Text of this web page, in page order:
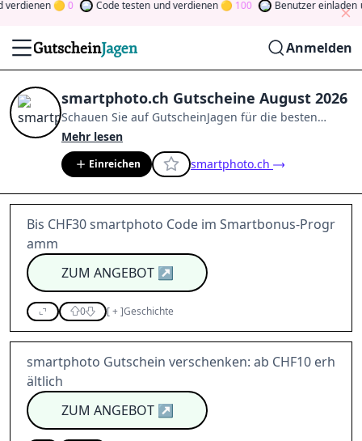
0 Code testen und verdienen 100 Benutzer einladen
Anmelden
smartphoto.ch Gutscheine August 2026
Schauen Sie auf GutscheinJagen für die besten
smartphoto.ch
Mitglied der Community
indem Sie durch Abstimmen, Testen, Teilen und
mehr beitragen.
Drehen Sie den Glücksklee
gewinnen Sie Geld
Mehr lesen
Einreichen smartphoto.ch
Bis CHF30 smartphoto Code im Smartbonus-Progr
amm
ZUM ANGEBOT↗
0 [+]Geschichte
smartphoto Gutschein verschenken: ab CHF10 erh
ältlich
ZUM ANGEBOT↗